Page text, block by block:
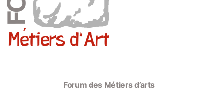
Forum des Métiers d’arts